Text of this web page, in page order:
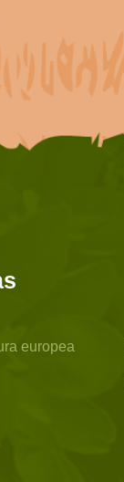
europea